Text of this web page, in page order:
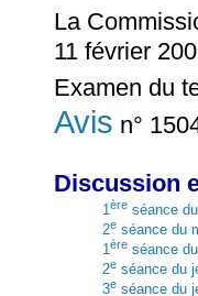
La
11 février
Examen du
Avis n°
Discussion
1ère séance
2e séance du
1ère séance
2e séance du
3e séance du